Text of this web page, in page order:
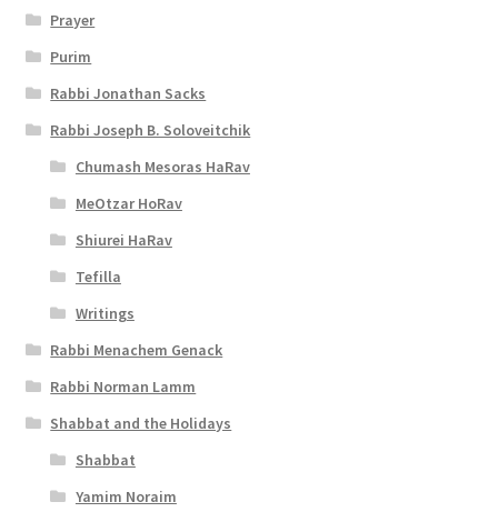
Prayer
Purim
Rabbi Jonathan Sacks
Rabbi Joseph B. Soloveitchik
Chumash Mesoras HaRav
MeOtzar HoRav
Shiurei HaRav
Tefilla
Writings
Rabbi Menachem Genack
Rabbi Norman Lamm
Shabbat and the Holidays
Shabbat
Yamim Noraim